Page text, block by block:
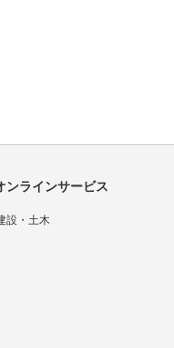
ンラインサービス
設・土木